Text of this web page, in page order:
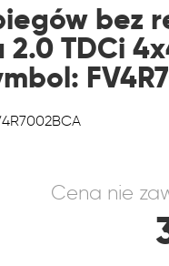
bez
2.0 TDCi
Cena nie